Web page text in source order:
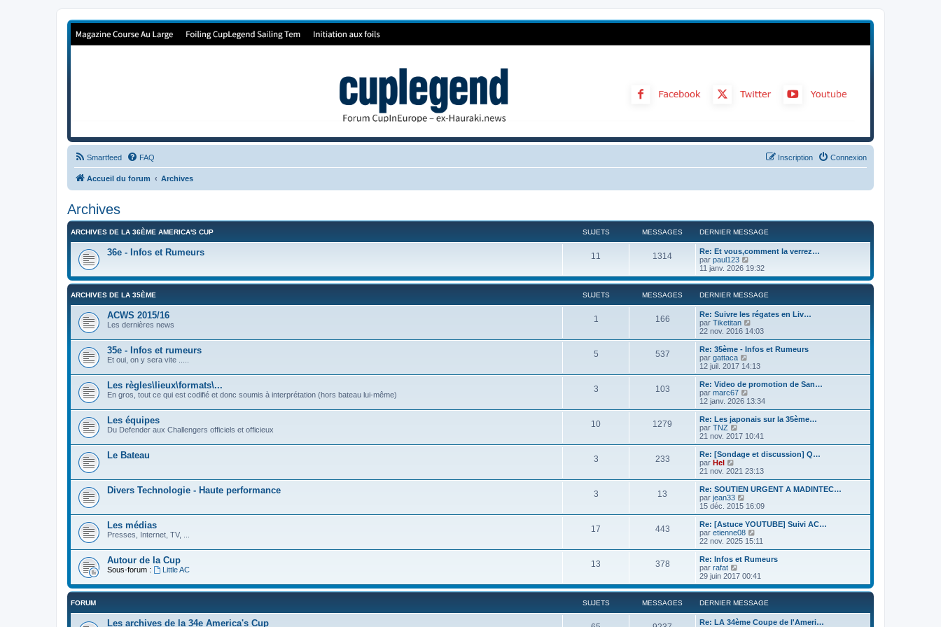
Forum de Cup In Europe
Smartfeed FAQ Connexion
Inscription
Accueil du forum Archives
Archives
ARCHIVES DE LA 36ÈME AMERICA'S CUP SUJETS MESSAGES DERNIER MESSAGE
36e - Infos et Rumeurs 11 1314
Re: Et vous,comment la verrez…
par paul123
o
n
s
u
e
r
l
e
d
r
n
i
r
m
e
s
a
g
11 janv. 2026 19:32
ARCHIVES DE LA 35ÈME SUJETS MESSAGES DERNIER MESSAGE
ACWS 2015/16
Les dernières news
1 166
Re: Suivre les régates en Liv…
par Tiketitan
o
n
s
l
r
l
e
e
n
i
e
m
e
s
a
g
e
22 nov. 2016 14:03
35e - Infos et rumeurs
Et oui, on y sera vite .....
5 537
Re: 35ème - Infos et Rumeurs
par gattaca
o
n
s
u
l
r
e
e
n
i
e
m
e
s
s
a
g
e
12 juil. 2017 14:13
Les règles\lieux\formats\...
En gros, tout ce qui est codifié et donc soumis à interprétation (hors bateau lui-même)
3 103
Re: Video de promotion de San…
par marc67
o
n
s
l
r
l
e
e
n
i
e
r
m
e
s
a
g
e
12 janv. 2026 13:34
Les équipes
Du Defender aux Challengers officiels et officieux
10 1279
Re: Les japonais sur la 35ème…
par TNZ
o
n
s
u
l
e
r
l
e
e
r
n
e
m
e
s
s
a
g
21 nov. 2017 10:41
Le Bateau 3 233
Re: [Sondage et discussion] Q…
par Hel
o
n
s
u
l
r
l
e
e
r
n
i
r
m
e
21 nov. 2021 23:13
Divers Technologie - Haute performance 3 13
Re: SOUTIEN URGENT A MADINTEC…
par jean33
o
n
s
u
l
e
r
l
e
d
r
n
i
15 déc. 2015 16:09
Les médias
Presses, Internet, TV, ...
17 443
Re: [Astuce YOUTUBE] Suivi AC…
par etienne08
o
n
s
l
e
r
l
e
d
22 nov. 2025 15:11
Autour de la Cup
Sous-forum : Little AC
13 378
Re: Infos et Rumeurs
par rafat
o
n
s
u
29 juin 2017 00:41
FORUM SUJETS MESSAGES DERNIER MESSAGE
Les archives de la 34e America's Cup
Re: LA 34ème Coupe de l'Ameri…